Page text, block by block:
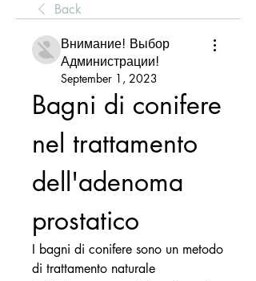
Back
Внимание! Выбор
Администрации!
September 1, 2023
Bagni di conifere
nel trattamento
dell'adenoma
prostatico
I bagni di conifere sono un metodo
di trattamento naturale